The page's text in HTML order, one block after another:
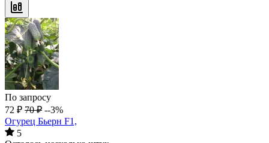
По запросу
72 ₽ 70 ₽ --3%
Огурец Бьерн F1,
5